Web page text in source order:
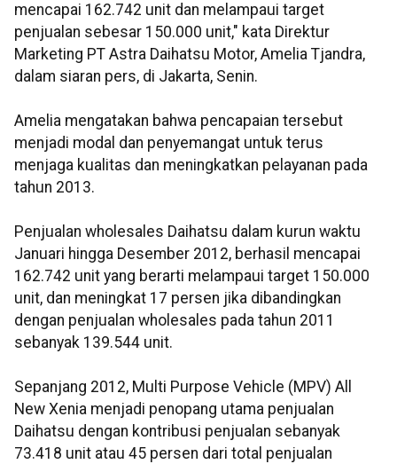
mencapai 162.742 unit dan melampaui target
penjualan sebesar 150.000 unit," kata Direktur
Marketing PT Astra Daihatsu Motor, Amelia Tjandra,
dalam siaran pers, di Jakarta, Senin.
Amelia mengatakan bahwa pencapaian tersebut
menjadi modal dan penyemangat untuk terus
menjaga kualitas dan meningkatkan pelayanan pada
tahun 2013.
Penjualan wholesales Daihatsu dalam kurun waktu
Januari hingga Desember 2012, berhasil mencapai
162.742 unit yang berarti melampaui target 150.000
unit, dan meningkat 17 persen jika dibandingkan
dengan penjualan wholesales pada tahun 2011
sebanyak 139.544 unit.
Sepanjang 2012, Multi Purpose Vehicle (MPV) All
New Xenia menjadi penopang utama penjualan
Daihatsu dengan kontribusi penjualan sebanyak
73.418 unit atau 45 persen dari total penjualan